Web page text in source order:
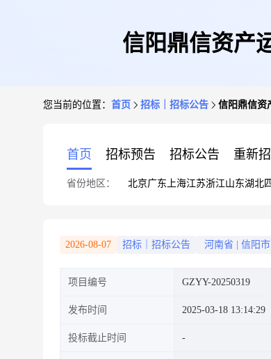
信阳鼎信资产
您当前的位置： 首页 招标｜招标公告 信阳鼎信资
首页 招标预告 招标公告 重新
省份地区： 北京广东 上海江苏浙江山东湖北
2026-08-07 招标｜招标公告 河南省 信阳市
项目编号 GZYY-20250319
发布时间 2025-03-18 13:14:29
投标截止时间